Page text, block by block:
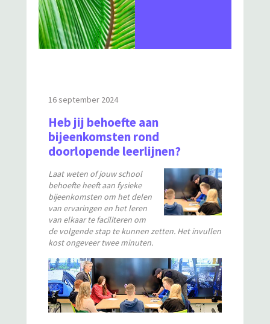
16 september 2024
Heb jij behoefte aan
bijeenkomsten rond
doorlopende leerlijnen?
Laat weten of jouw school
behoefte heeft aan fysieke
bijeenkomsten om het delen
van ervaringen en het leren
van elkaar te faciliteren om
de volgende stap te kunnen zetten. Het invullen
kost ongeveer twee minuten.